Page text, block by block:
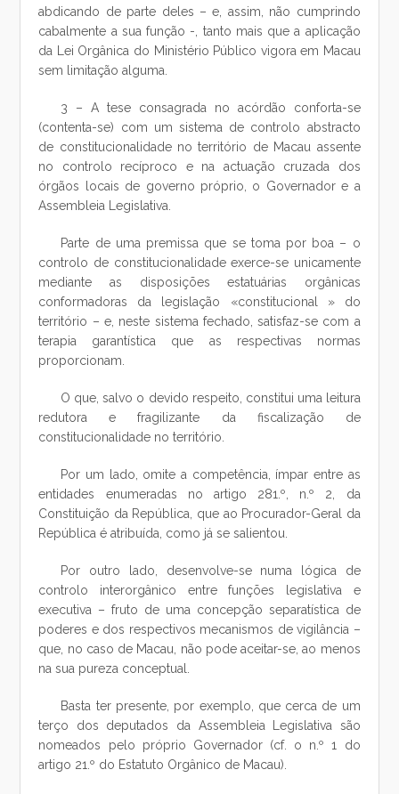
abdicando de parte deles – e, assim, não cumprindo
cabalmente a sua função -, tanto mais que a aplicação
da Lei Orgânica do Ministério Público vigora em Macau
sem limitação alguma.
3 – A tese consagrada no acórdão conforta-se
(contenta-se) com um sistema de controlo abstracto
de constitucionalidade no território de Macau assente
no controlo recíproco e na actuação cruzada dos
órgãos locais de governo próprio, o Governador e a
Assembleia Legislativa.
Parte de uma premissa que se toma por boa – o
controlo de constitucionalidade exerce-se unicamente
mediante as disposições estatuárias orgânicas
conformadoras da legislação «constitucional » do
território – e, neste sistema fechado, satisfaz-se com a
terapia garantística que as respectivas normas
proporcionam.
O que, salvo o devido respeito, constitui uma leitura
redutora e fragilizante da fiscalização de
constitucionalidade no território.
Por um lado, omite a competência, ímpar entre as
entidades enumeradas no artigo 281.º, n.º 2, da
Constituição da República, que ao Procurador-Geral da
República é atribuída, como já se salientou.
Por outro lado, desenvolve-se numa lógica de
controlo interorgânico entre funções legislativa e
executiva – fruto de uma concepção separatística de
poderes e dos respectivos mecanismos de vigilância –
que, no caso de Macau, não pode aceitar-se, ao menos
na sua pureza conceptual.
Basta ter presente, por exemplo, que cerca de um
terço dos deputados da Assembleia Legislativa são
nomeados pelo próprio Governador (cf. o n.º 1 do
artigo 21.º do Estatuto Orgânico de Macau).